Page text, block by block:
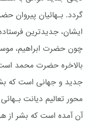
گردد. بـهائیان پیروان
ایشان، جدیدترین
چون حضرت ابراهیم،
بالاخره حضرت محمد
جدید و جهانی است که
محور تعالیم دیانت
آن آمده است که بشر از